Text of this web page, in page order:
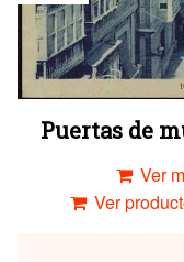
Puertas de
Ver
Ver